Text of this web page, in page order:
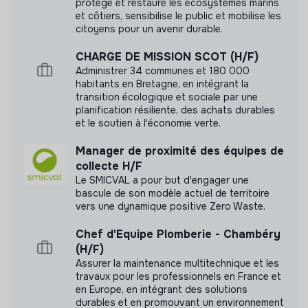
de mobilisation(événements territoriaux, kits
pédagogiques, supports de sensibilisation,
Appui au suivi des expérimentations territoriales
avec les clubs départementaux et capitalisation des
bonnes pratiques.
Participation aux travaux d’évolution du site
aux supports de communication liés à la valorisation des
programmes.
Cette structure n'a pas souhaité nous
communiquer les labels ou certifications qu'elle a
pu obtenir.
Documents
N'a pas encore communiqué de documents de
transparence
protège et restaure les écosystèmes marins
et côtiers, sensibilise le public et mobilise les
citoyens pour un avenir durable.
CHARGE DE MISSION SCOT (H/F)
Administrer 34 communes et 180 000
habitants en Bretagne, en intégrant la
transition écologique et sociale par une
planification résiliente, des achats durables
et le soutien à l'économie verte.
Manager de proximité des équipes de
collecte H/F
Le SMICVAL a pour but d'engager une
bascule de son modèle actuel de territoire
vers une dynamique positive Zero Waste.
Chef d'Equipe Plomberie - Chambéry
(H/F)
Assurer la maintenance multitechnique et les
travaux pour les professionnels en France et
en Europe, en intégrant des solutions
durables et en promouvant un environnement